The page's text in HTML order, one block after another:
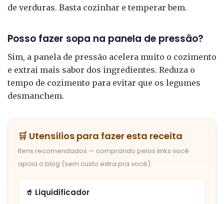
de verduras. Basta cozinhar e temperar bem.
Posso fazer sopa na panela de pressão?
Sim, a panela de pressão acelera muito o cozimento
e extrai mais sabor dos ingredientes. Reduza o
tempo de cozimento para evitar que os legumes
desmanchem.
🛒 Utensílios para fazer esta receita
Itens recomendados — comprando pelos links você
apoia o blog (sem custo extra pra você).
🥤 Liquidificador